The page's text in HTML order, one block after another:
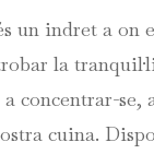
un indret a on
la
a concentrar-se,
cuina.